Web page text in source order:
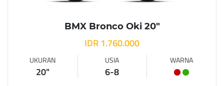
BMX Bronco Oki 20″
IDR 1.760.000
UKURAN
20"
USIA
6-8
WARNA